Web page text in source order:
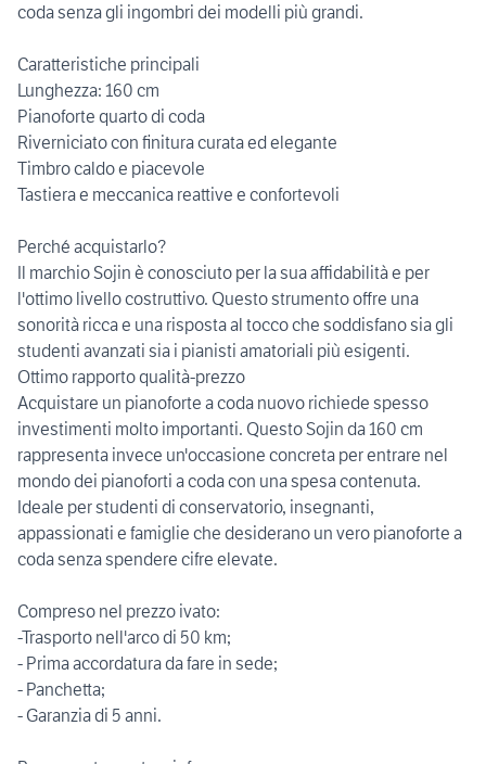
coda senza gli ingombri dei modelli più grandi.
Caratteristiche principali
Lunghezza: 160 cm
Pianoforte quarto di coda
Riverniciato con finitura curata ed elegante
Timbro caldo e piacevole
Tastiera e meccanica reattive e confortevoli
Perché acquistarlo?
Il marchio Sojin è conosciuto per la sua affidabilità e per
l'ottimo livello costruttivo. Questo strumento offre una
sonorità ricca e una risposta al tocco che soddisfano sia gli
studenti avanzati sia i pianisti amatoriali più esigenti.
Ottimo rapporto qualità-prezzo
Acquistare un pianoforte a coda nuovo richiede spesso
investimenti molto importanti. Questo Sojin da 160 cm
rappresenta invece un'occasione concreta per entrare nel
mondo dei pianoforti a coda con una spesa contenuta.
Ideale per studenti di conservatorio, insegnanti,
appassionati e famiglie che desiderano un vero pianoforte a
coda senza spendere cifre elevate.
Compreso nel prezzo ivato:
-Trasporto nell'arco di 50 km;
- Prima accordatura da fare in sede;
- Panchetta;
- Garanzia di 5 anni.